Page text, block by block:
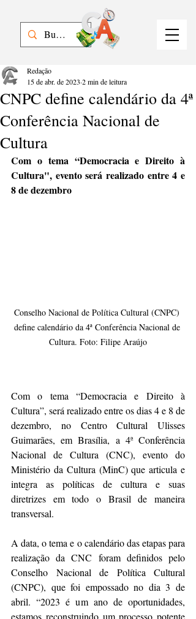
CNPC define calendário da 4ª
Conferência Nacional de
Cultura
Redação
15 de abr. de 2023 2 min de leitura
Com o tema “Democracia e Direito à
Cultura", evento será realizado entre 4 e
8 de dezembro
Conselho Nacional de Política Cultural (CNPC)
define calendário da 4ª Conferência Nacional de
Cultura. Foto: Filipe Araújo
Com o tema “Democracia e Direito à
Cultura”, será realizado entre os dias 4 e 8 de
dezembro, no Centro Cultural Ulisses
Guimarães, em Brasília, a 4ª Conferência
Nacional de Cultura (CNC), evento do
Ministério da Cultura (MinC) que articula e
integra as políticas de cultura e suas
diretrizes em todo o Brasil de maneira
transversal.
A data, o tema e o calendário das etapas para
realização da CNC foram definidos pelo
Conselho Nacional de Política Cultural
(CNPC), que foi empossado no dia 3 de
abril. “2023 é um ano de oportunidades,
estamos reconstruindo um processo potente